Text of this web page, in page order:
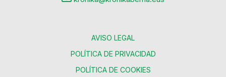
AVISO LEGAL
POLÍTICA DE PRIVACIDAD
POLÍTICA DE COOKIES